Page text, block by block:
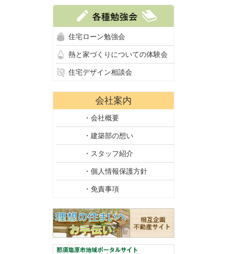
住宅ローン勉強会
熱と家づくりについての体験会
住宅デザイン相談会
会社案内
・会社概要
・建築部の想い
・スタッフ紹介
・個人情報保護方針
・免責事項